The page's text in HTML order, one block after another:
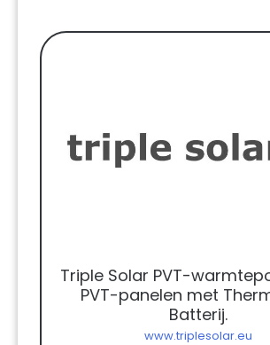
Triple Solar PVT-
PVT-panelen met
Batterij.
www.triplesolar.eu